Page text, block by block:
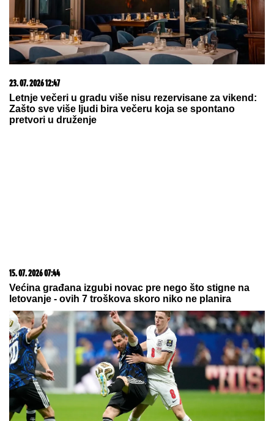
23. 07. 2026 12:47
Letnje večeri u gradu više nisu rezervisane za vikend:
Zašto sve više ljudi bira večeru koja se spontano
pretvori u druženje
15. 07. 2026 07:44
Većina građana izgubi novac pre nego što stigne na
letovanje - ovih 7 troškova skoro niko ne planira